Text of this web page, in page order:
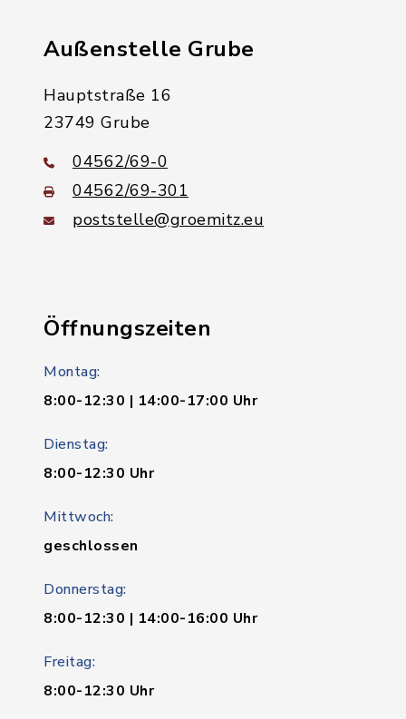
Außenstelle Grube
Hauptstraße 16
23749 Grube
04562/69-0
04562/69-301
poststelle@groemitz.eu
Öffnungszeiten
Montag:
8:00-12:30 | 14:00-17:00 Uhr
Dienstag:
8:00-12:30 Uhr
Mittwoch:
geschlossen
Donnerstag:
8:00-12:30 | 14:00-16:00 Uhr
Freitag:
8:00-12:30 Uhr